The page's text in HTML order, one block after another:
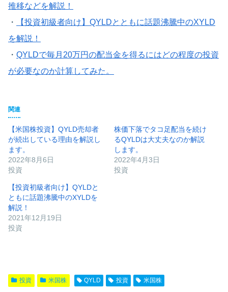
推移などを解説！
・
【投資初級者向け】QYLDとともに話題沸騰中のXYLD
を解説！
・ QYLDで毎月 20万円の配当金を得るにはどの程度の投資
が必要なのか計算してみた。
関連
【米国株投資】QYLD売却者
が続出している理由を解説し
ます。
2022年8月6日
投資
株価下落でタコ足配当を続け
るQYLDは大丈夫なのか解説
します。
2022年4月3日
投資
【投資初級者向け】QYLDと
ともに話題沸騰中のXYLDを
解説！
2021年12月19日
投資
投資 米国株 QYLD 投資 米国株